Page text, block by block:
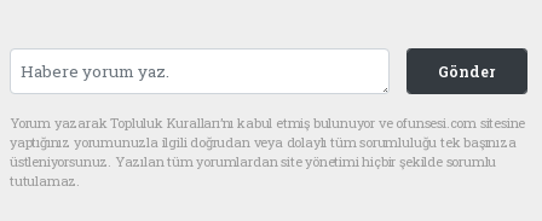
Gönder
Yorum yazarak Topluluk Kuralları’nı kabul etmiş bulunuyor ve ofunsesi.com sitesine
yaptığınız yorumunuzla ilgili doğrudan veya dolaylı tüm sorumluluğu tek başınıza
üstleniyorsunuz. Yazılan tüm yorumlardan site yönetimi hiçbir şekilde sorumlu
tutulamaz.